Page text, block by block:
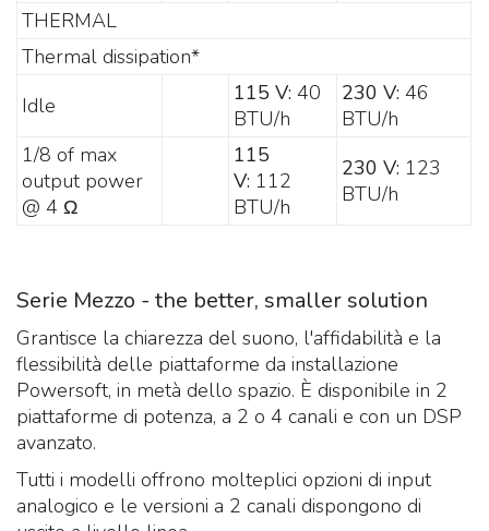
THERMAL
Thermal dissipation*
Idle
115 V: 40
BTU/h
230 V: 46
BTU/h
1/8 of max
output power
@ 4 Ω
115
V: 112
BTU/h
230 V: 123
BTU/h
Serie Mezzo - the better, smaller solution
Grantisce la chiarezza del suono, l'affidabilità e la
flessibilità delle piattaforme da installazione
Powersoft, in metà dello spazio. È disponibile in 2
piattaforme di potenza, a 2 o 4 canali e con un DSP
avanzato.
Tutti i modelli offrono molteplici opzioni di input
analogico e le versioni a 2 canali dispongono di